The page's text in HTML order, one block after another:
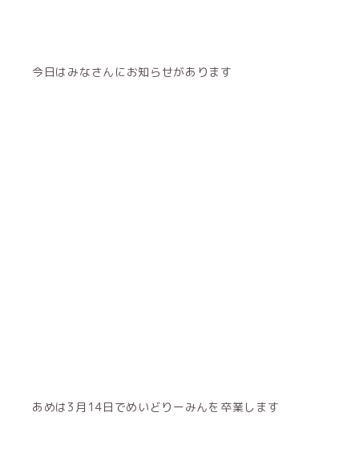
今日はみなさんにお知らせがあります
あめは3月14日でめいどりーみんを卒業します